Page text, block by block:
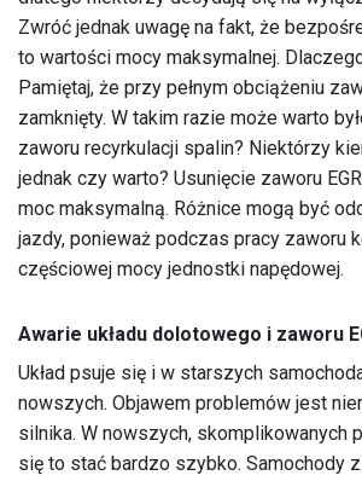
Zwróć jednak uwagę na fakt, że
to wartości mocy maksymalnej.
Pamiętaj, że przy pełnym obciążeniu
zamknięty. W takim razie może warto
zaworu recyrkulacji spalin? Niektórzy
jednak czy warto? Usunięcie zaworu
moc maksymalną. Różnice mogą być
jazdy, ponieważ podczas pracy zaworu
częściowej mocy jednostki napędowej.
Awarie układu dolotowego i zaworu
Układ psuje się i w starszych
nowszych. Objawem problemów jest
silnika. W nowszych, skomplikowanych
się to stać bardzo szybko. Samochody